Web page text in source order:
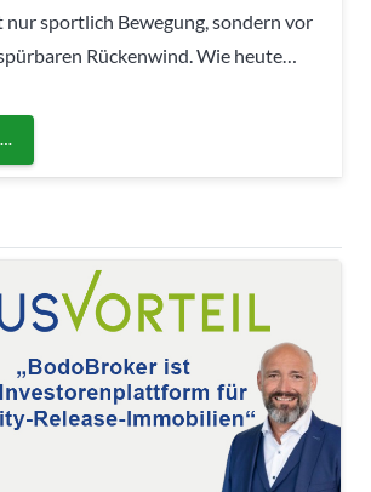
sportlich Bewegung, sondern vor
Rückenwind. Wie heute…
…